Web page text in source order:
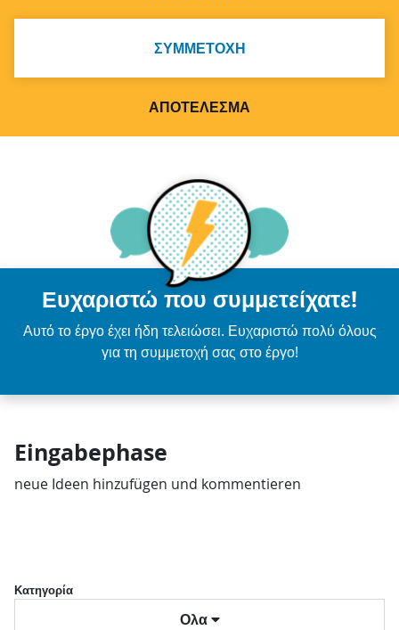
ΣΥΜΜΕΤΟΧΉ
ΑΠΟΤΈΛΕΣΜΑ
Ευχαριστώ που συμμετείχατε!
Αυτό το έργο έχει ήδη τελειώσει. Ευχαριστώ πολύ όλους
για τη συμμετοχή σας στο έργο!
Eingabephase
neue Ideen hinzufügen und kommentieren
Κατηγορία
Ολα